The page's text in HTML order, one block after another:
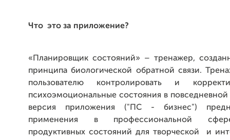
Что это за приложение?
«Планировщик состояний» – тренажер,
принципа биологической обратной связи.
пользователю контролировать и
психоэмоциональные состояния в
версия приложения ("ПС - бизнес")
применения в профессиональной
продуктивных состояний для творческой и